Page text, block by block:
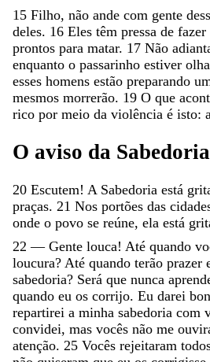
15 Filho, não ande com gente
deles. 16 Eles têm pressa de fazer
prontos para matar. 17 Não
enquanto o passarinho estiver
esses homens estão preparando
mesmos morrerão. 19 O que
rico por meio da violência é isto:
O aviso da Sabedoria
20 Escutem! A Sabedoria está
praças. 21 Nos portões das
onde o povo se reúne, ela está
22 — Gente louca! Até quando
loucura? Até quando terão prazer
sabedoria? Será que nunca
quando eu os corrijo. Eu darei
repartirei a minha sabedoria com
convidei, mas vocês não me
atenção. 25 Vocês rejeitaram